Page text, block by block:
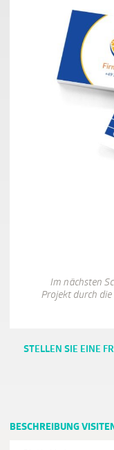
Im nächsten
Projekt durch
STELLEN SIE EINE
BESCHREIBUNG